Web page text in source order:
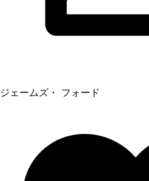
ジェームズ・ フォード